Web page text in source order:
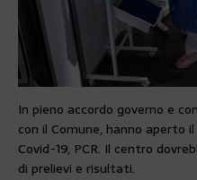
In pieno accordo governo e
con il Comune, hanno aperto
Covid-19, PCR. Il centro
di prelievi e risultati.